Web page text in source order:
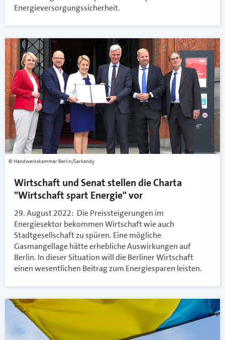
Energieversorgungssicherheit.
Handwerkskammer Berlin/Sarkandy
Wirtschaft und Senat stellen die Charta
"Wirtschaft spart Energie" vor
29. August 2022: Die Preissteigerungen im
Energiesektor bekommen Wirtschaft wie auch
Stadtgesellschaft zu spüren. Eine mögliche
Gasmangellage hätte erhebliche Auswirkungen auf
Berlin. In dieser Situation will die Berliner Wirtschaft
einen wesentlichen Beitrag zum Energiesparen leisten.